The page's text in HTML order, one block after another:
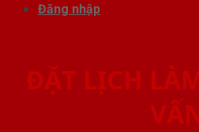
Đăng nhập
ĐẶT LỊCH